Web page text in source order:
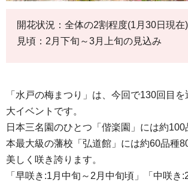
開花状況：全体の2割程度(1月30日現在)
見頃：2月下旬～3月上旬の見込み
「水戸の梅まつり」は、今回で130回目
大イベントです。
日本三名園のひとつ「偕楽園」には約100
本最大級の藩校「弘道館」には約60品種
美しく咲き誇ります。
「早咲き:1月中旬～2月中旬頃」「中咲き